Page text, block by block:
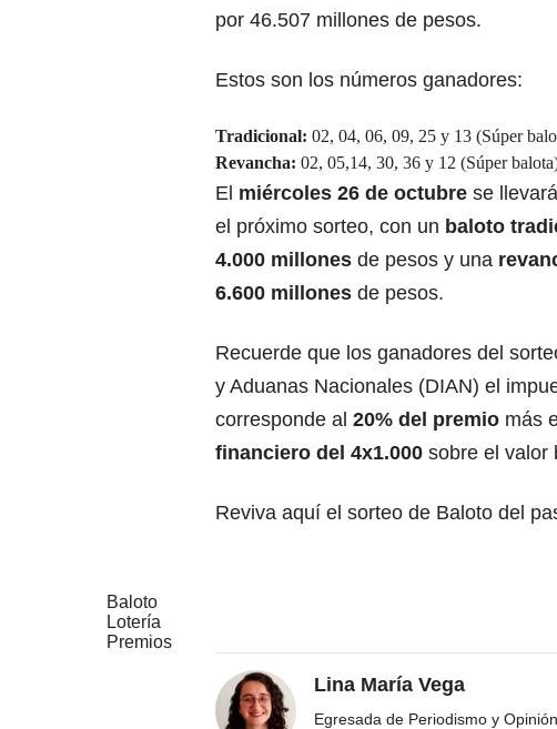
por 46.507 millones de pesos.
Estos son los números ganadores:
Tradicional: 02, 04, 06, 09, 25 y 13 (Súper
Revancha: 02, 05,14, 30, 36 y 12 (Súper
El miércoles 26 de octubre se
el próximo sorteo, con un baloto
4.000 millones de pesos y una
6.600 millones de pesos.
Recuerde que los ganadores del
y Aduanas Nacionales (DIAN) el
corresponde al 20% del premio más
financiero del 4x1.000 sobre el valor
Reviva aquí el sorteo de Baloto del
Baloto
Lotería
Premios
Lina María Vega
Egresada de Periodismo y